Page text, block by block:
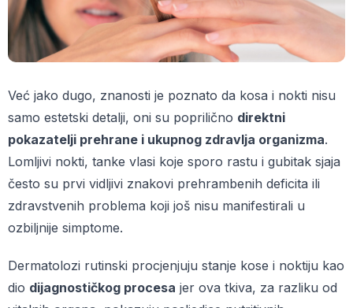
Već jako dugo, znanosti je poznato da kosa i nokti nisu
samo estetski detalji, oni su poprilično direktni
pokazatelji prehrane i ukupnog zdravlja organizma.
Lomljivi nokti, tanke vlasi koje sporo rastu i gubitak sjaja
često su prvi vidljivi znakovi prehrambenih deficita ili
zdravstvenih problema koji još nisu manifestirali u
ozbiljnije simptome.
Dermatolozi rutinski procjenjuju stanje kose i noktiju kao
dio dijagnostičkog procesa jer ova tkiva, za razliku od